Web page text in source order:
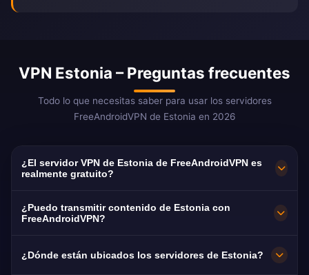
VPN Estonia – Preguntas frecuentes
Todo lo que necesitas saber para usar los servidores
FreeAndroidVPN de Estonia en 2026
¿El servidor VPN de Estonia de FreeAndroidVPN es
realmente gratuito?
FreeAndroidVPN son 100% gratuitos sin
de crédito requerida. Acceso ilimitado a
¿Puedo transmitir contenido de Estonia con
FreeAndroidVPN?
¿Dónde están ubicados los servidores de Estonia?